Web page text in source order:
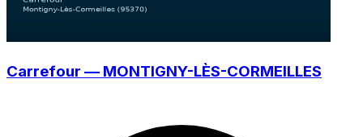
Carrefour — MONTIGNY-LÈS-CORMEILLES